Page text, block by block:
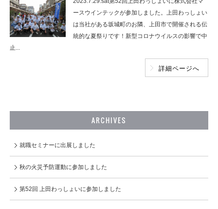
ースウインテックが参加しました。上田わっしょい
は当社がある坂城町のお隣、上田市で開催される伝
統的な夏祭りです！新型コロナウイルスの影響で中
止...
詳細ページへ
ARCHIVES
就職セミナーに出展しました
秋の火災予防運動に参加しました
第52回 上田わっしょいに参加しました